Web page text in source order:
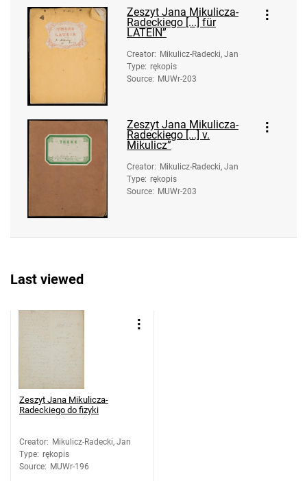
Zeszyt Jana Mikulicza-
Radeckiego [...] für
LATEIN”
Creator: Mikulicz-Radecki, Jan
Type: rękopis
Source: MUWr-203
Zeszyt Jana Mikulicza-
Radeckiego [...] v.
Mikulicz”
Creator: Mikulicz-Radecki, Jan
Type: rękopis
Source: MUWr-203
Last viewed
Zeszyt Jana Mikulicza-
Radeckiego do fizyki
Creator: Mikulicz-Radecki, Jan
Type: rękopis
Source: MUWr-196